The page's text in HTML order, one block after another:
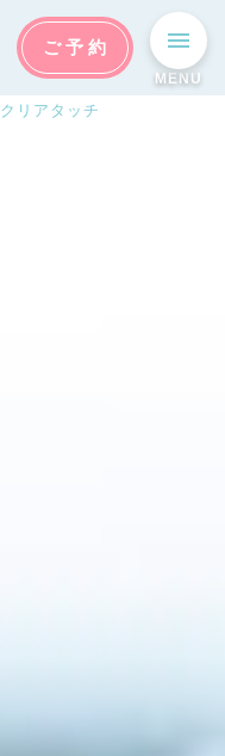
ご予約
MENU
クリアタッチ